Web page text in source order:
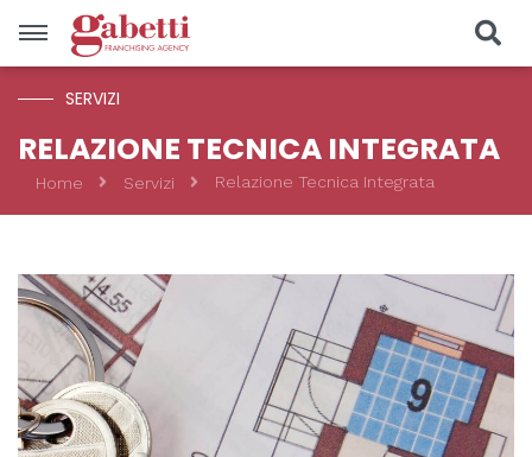
Prezzo
Tipologia
CERCA
SERVIZI
RELAZIONE TECNICA INTEGRATA
Home Servizi Relazione Tecnica Integrata